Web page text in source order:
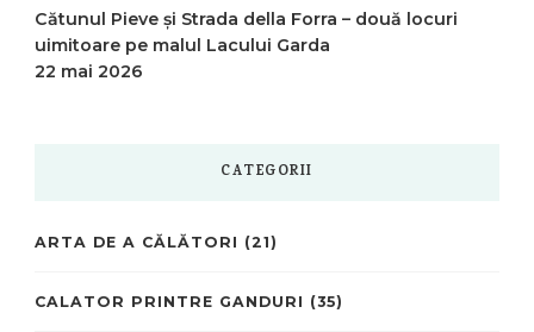
Cătunul Pieve și Strada della Forra – două locuri
uimitoare pe malul Lacului Garda
22 mai 2026
CATEGORII
ARTA DE A CĂLĂTORI (21)
CALATOR PRINTRE GANDURI (35)